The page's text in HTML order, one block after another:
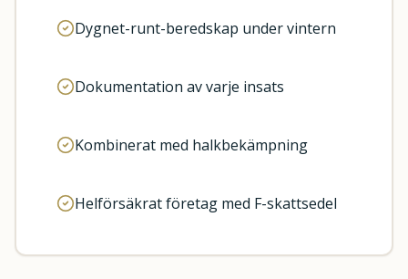
Dygnet-runt-beredskap under vintern
Dokumentation av varje insats
Kombinerat med halkbekämpning
Helförsäkrat företag med F-skattsedel